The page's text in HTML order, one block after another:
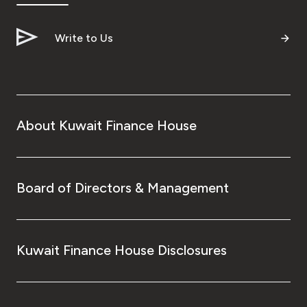
Write to Us
About Kuwait Finance House
Board of Directors & Management
Kuwait Finance House Disclosures